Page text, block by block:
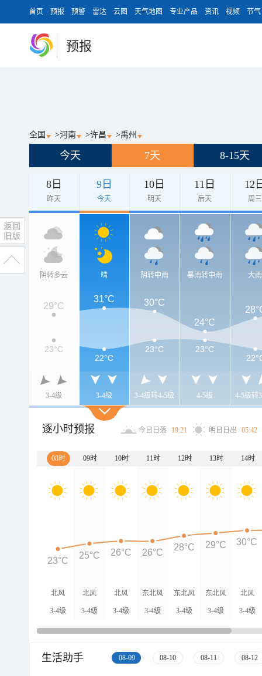
首页 预报 预警 雷达 云图 天气地图 专业产品 资讯 视频 节气
预报
全国 >河南 >许昌 >禹州
今天 7天 8-15天
8日
昨天
9日
今天
10日
明天
11日
后天
12
周三
阴转多云
3-4级
晴
3-4级
阴转中雨
3-4级转4-5级
暴雨转中雨
4-5级
大雨
4-5级转
29°C
31°C 30°C
24°C
23°C
22°C
23°C
23°C
逐小时预报 今日日落 19:21 明日日出 05:42
08时 09时 10时 11时 12时 13时 14时
北风
3-4级
北风
3-4级
北风
3-4级
东北风
3-4级
东北风
3-4级
东北风
3-4级
北风
3-4级
23°C
25°C 26°C 26°C
28°C 29°C 30°C
生活助手 08-09 08-10 08-11 08-12